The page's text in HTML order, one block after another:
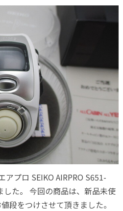
プロ SEIKO AIRPRO S651-
た。 今回の商品は、新品未使
段をつけさせて頂きました。